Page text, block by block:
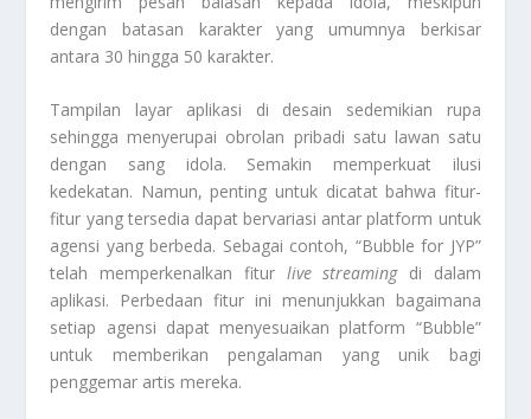
dengan batasan karakter yang umumnya berkisar
antara 30 hingga 50 karakter.
Tampilan layar aplikasi di desain sedemikian rupa
sehingga menyerupai obrolan pribadi satu lawan satu
dengan sang idola. Semakin memperkuat ilusi
kedekatan. Namun, penting untuk dicatat bahwa fitur-
fitur yang tersedia dapat bervariasi antar platform untuk
agensi yang berbeda. Sebagai contoh, “Bubble for JYP”
telah memperkenalkan fitur live streamingdi dalam
aplikasi. Perbedaan fitur ini menunjukkan bagaimana
setiap agensi dapat menyesuaikan platform “Bubble”
untuk memberikan pengalaman yang unik bagi
penggemar artis mereka.